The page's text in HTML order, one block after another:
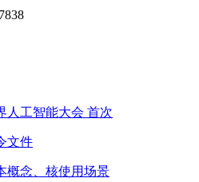
人工智能大会 首次
文件
概念、核使用场景